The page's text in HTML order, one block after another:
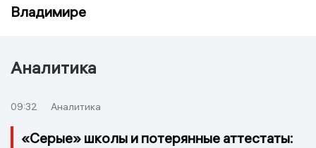
Владимире
Аналитика
09:32 Аналитика
«Серые» школы и потерянные аттестаты: